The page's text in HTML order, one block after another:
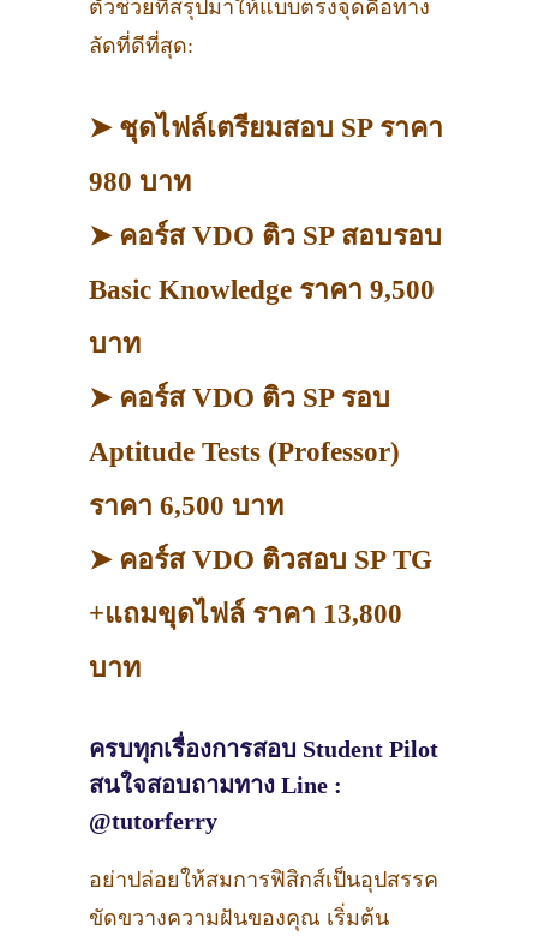
ตัวช่วยที่สรุปมาให้แบบตรงจุดคือทาง
ลัดที่ดีที่สุด:
➤ ชุดไฟล์เตรียมสอบ SP ราคา
980 บาท
➤ คอร์ส VDO ติว SP สอบรอบ
Basic Knowledge ราคา 9,500
บาท
➤ คอร์ส VDO ติว SP รอบ
Aptitude Tests (Professor)
ราคา 6,500 บาท
➤ คอร์ส VDO ติวสอบ SP TG
+แถมขุดไฟล์ ราคา 13,800
บาท
ครบทุกเรื่องการสอบ Student Pilot
สนใจสอบถามทาง Line :
@tutorferry
อย่าปล่อยให้สมการฟิสิกส์เป็นอุปสรรค
ขัดขวางความฝันของคุณ เริ่มต้น